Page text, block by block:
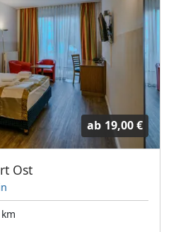
ab 19,00 €
Ost